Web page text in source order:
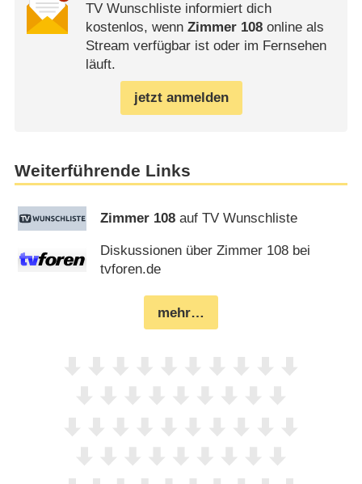
TV Wunschliste informiert dich
kostenlos, wenn Zimmer 108online als
Stream verfügbar ist oder im Fernsehen
läuft.
jetzt anmelden
Weiterführende Links
Zimmer 108 auf TV Wunschliste
Diskussionen über Zimmer 108 bei
tvforen.de
mehr…